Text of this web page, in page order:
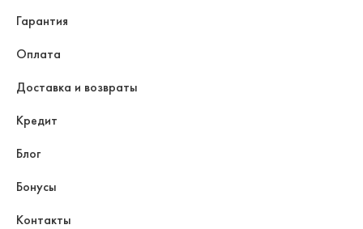
Гарантия
Оплата
Доставка и возвраты
Кредит
Блог
Бонусы
Контакты